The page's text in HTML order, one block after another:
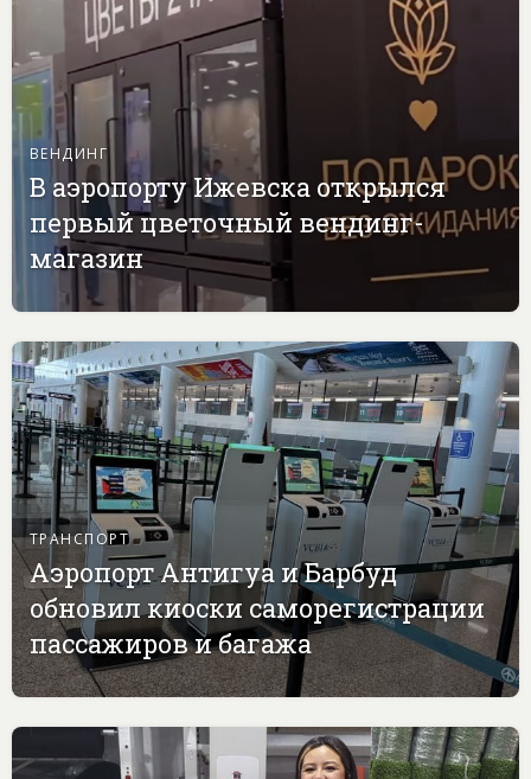
ВЕНДИНГ
В аэропорту Ижевска открылся
первый цветочный вендинг-
магазин
ТРАНСПОРТ
Аэропорт Антигуа и Барбуд
обновил киоски саморегистрации
пассажиров и багажа